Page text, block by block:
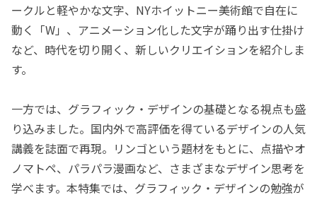
ークルと軽やかな文字、NYホイットニー美術館で自在に
動く「W」、アニメーション化した文字が踊り出す仕掛け
など、時代を切り開く、新しいクリエイションを紹介しま
す。
一方では、グラフィック・デザインの基礎となる視点も盛
り込みました。国内外で高評価を得ているデザインの人気
講義を誌面で再現。リンゴという題材をもとに、点描やオ
ノマトペ、パラパラ漫画など、さまざまなデザイン思考を
学べます。本特集では、グラフィック・デザインの勉強が